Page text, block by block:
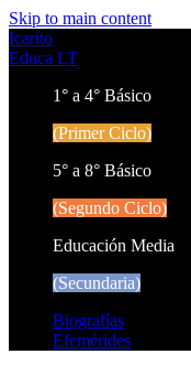
Skip to main content
Icarito
Educa LT
1° a 4° Básico
(Primer Ciclo)
5° a 8° Básico
(Segundo Ciclo)
Educación Media
(Secundaria)
Biografías
Efemérides